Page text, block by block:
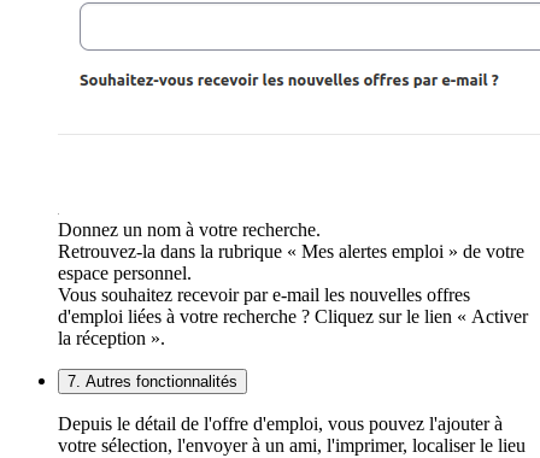
Donnez un nom à votre recherche.
Retrouvez-la dans la rubrique « Mes alertes emploi » de votre
espace personnel.
Vous souhaitez recevoir par e-mail les nouvelles offres
d'emploi liées à votre recherche ? Cliquez sur le lien « Activer
la réception ».
7. Autres fonctionnalités
Depuis le détail de l'offre d'emploi, vous pouvez l'ajouter à
votre sélection, l'envoyer à un ami, l'imprimer, localiser le lieu